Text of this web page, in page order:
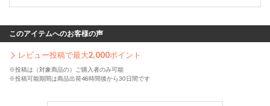
このアイテムへのお客様の声
レビュー投稿で最大2,000ポイント
※投稿は（対象商品の）ご購入者のみ可能
※投稿可能期間は商品出荷48時間後から30日間です